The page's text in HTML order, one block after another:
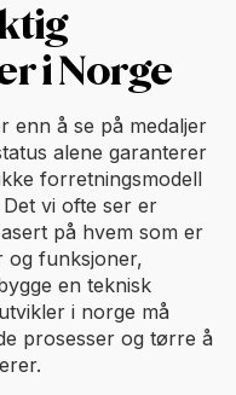
i Norge
enn å se på medaljer
alene garanterer
forretningsmodell
vi ofte ser er
på hvem som er
og funksjoner,
en teknisk
i norge må
prosesser og tørre å